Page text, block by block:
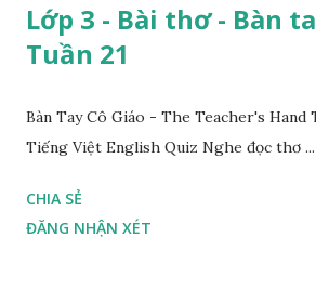
Lớp 3 - Bài thơ - Bàn
Tuần 21
Bàn Tay Cô Giáo - The Teacher's Hand
Tiếng Việt English Quiz Nghe đọc thơ ...
CHIA SẺ
ĐĂNG NHẬN XÉT